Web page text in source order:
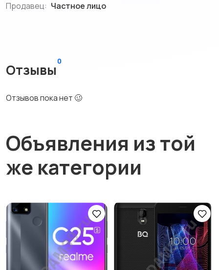
Продавец: Частное лицо
Отзывы
0
Отзывов пока нет 🥴
Объявления из той
же категории